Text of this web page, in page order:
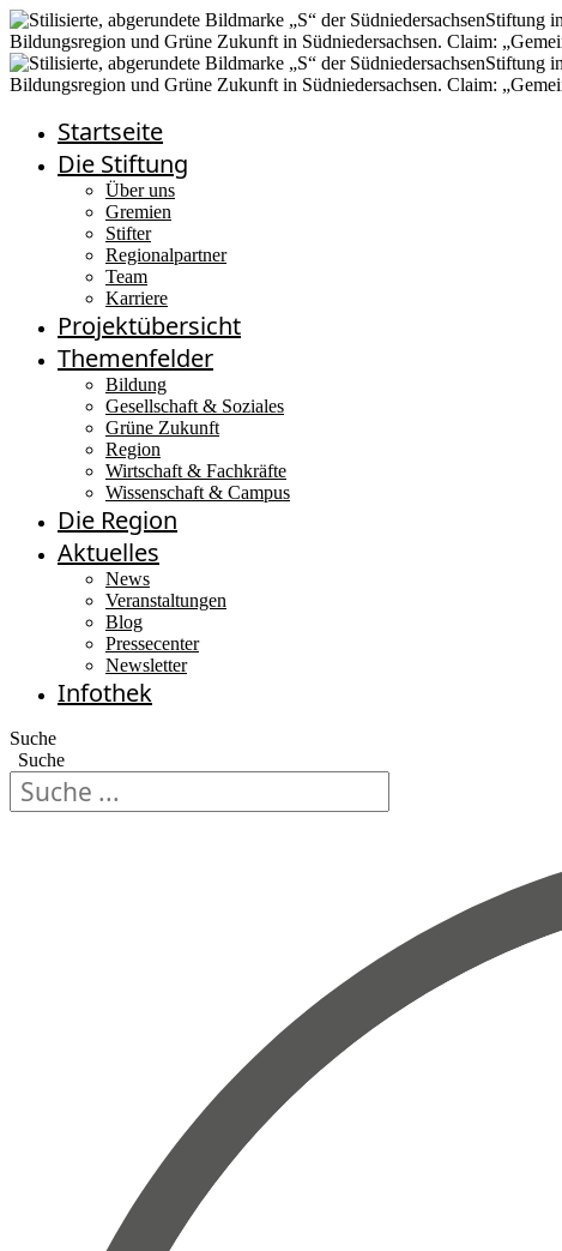
Startseite
Die Stiftung
Über uns
Gremien
Stifter
Regionalpartner
Team
Karriere
Projektübersicht
Themenfelder
Bildung
Gesellschaft & Soziales
Grüne Zukunft
Region
Wirtschaft & Fachkräfte
Wissenschaft & Campus
Die Region
Aktuelles
News
Veranstaltungen
Blog
Pressecenter
Newsletter
Infothek
Suche
Suche